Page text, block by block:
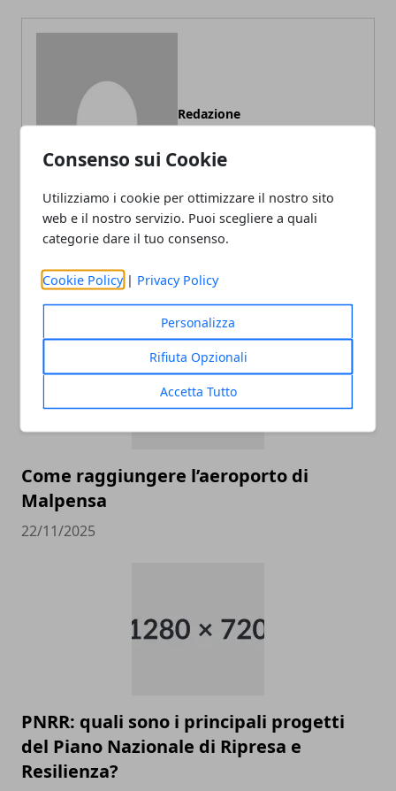
Consenso sui Cookie
Utilizziamo i cookie per ottimizzare il nostro sito
web e il nostro servizio. Puoi scegliere a quali
categorie dare il tuo consenso.
Cookie Policy | Privacy Policy
Personalizza
Rifiuta Opzionali
Accetta Tutto
Redazione
ARTICOLI CORRELATI
Come raggiungere l’aeroporto di
Malpensa
22/11/2025
PNRR: quali sono i principali progetti
del Piano Nazionale di Ripresa e
Resilienza?